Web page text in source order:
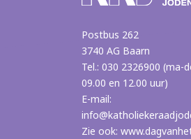
Postbus 262
3740 AG Baarn
Tel.: 030 2326900 (ma-
09.00 en 12.00 uur)
E-mail:
Zie ook: